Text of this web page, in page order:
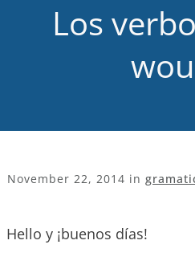
Los
November 22, 2014 in
Hello y ¡buenos días!